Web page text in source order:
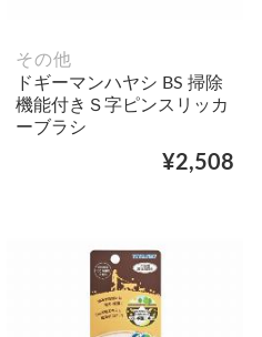
その他
ドギーマンハヤシ BS 掃除
機能付きＳ字ピンスリッカ
ーブラシ
¥2,508